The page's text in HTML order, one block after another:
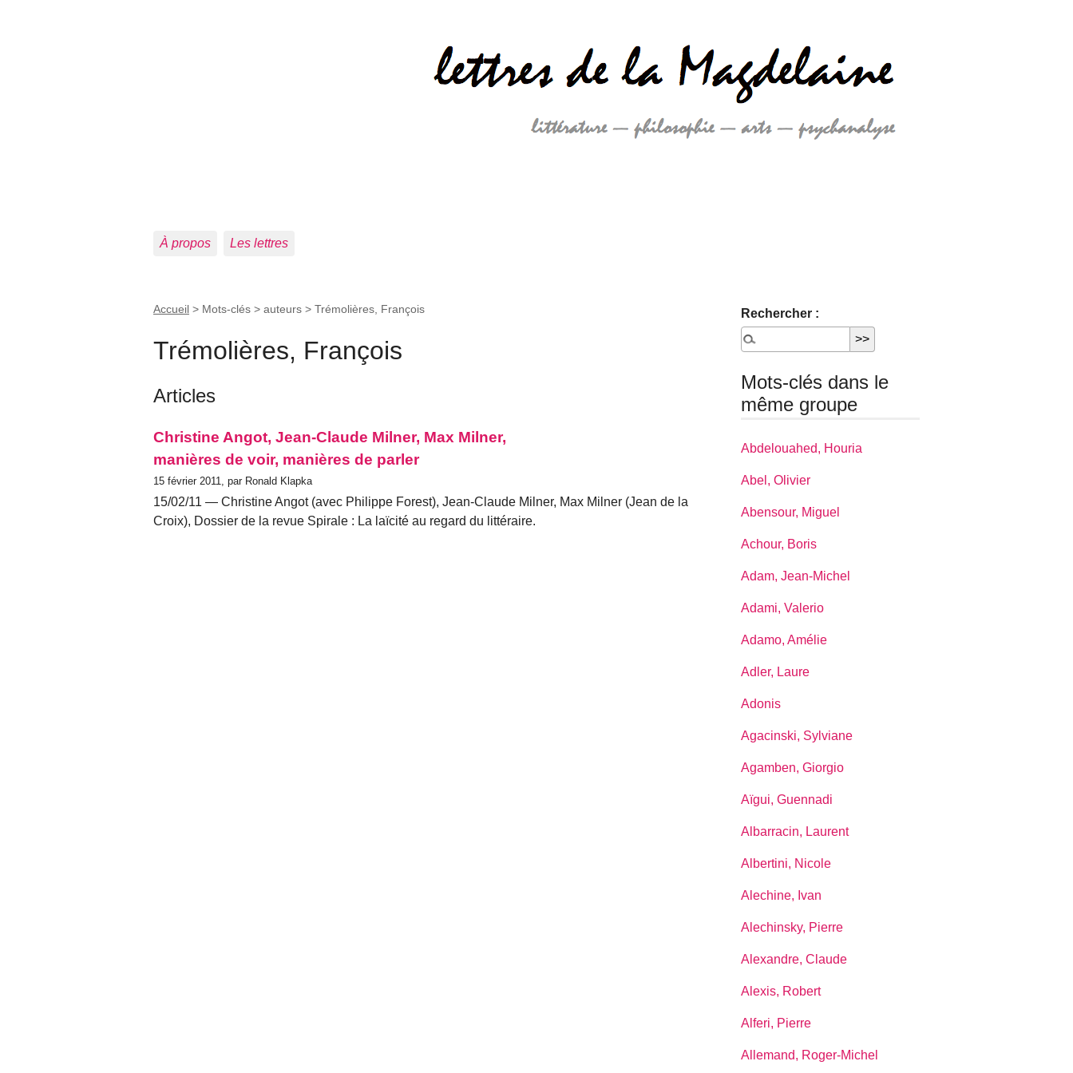
À propos Les lettres
Accueil > Mots-clés > auteurs > Trémolières, François
Trémolières, François
Articles
Christine Angot, Jean-Claude Milner, Max Milner,
manières de voir, manières de parler
15 février 2011, par Ronald Klapka
15/02/11 — Christine Angot (avec Philippe Forest), Jean-Claude Milner, Max Milner (Jean de la
Croix), Dossier de la revue Spirale : La laïcité au regard du littéraire.
Rechercher :
Mots-clés dans le
même groupe
Abdelouahed, Houria
Abel, Olivier
Abensour, Miguel
Achour, Boris
Adam, Jean-Michel
Adami, Valerio
Adamo, Amélie
Adler, Laure
Adonis
Agacinski, Sylviane
Agamben, Giorgio
Aïgui, Guennadi
Albarracin, Laurent
Albertini, Nicole
Alechine, Ivan
Alechinsky, Pierre
Alexandre, Claude
Alexis, Robert
Alferi, Pierre
Allemand, Roger-Michel